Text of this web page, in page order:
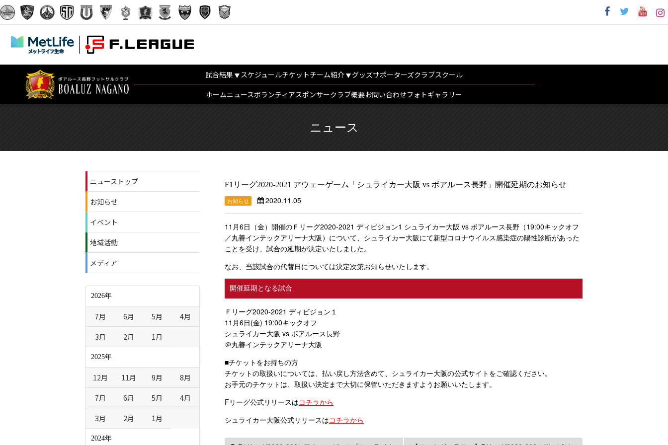
試合結果 スケジュールチケットチーム紹介 グッズサポーターズクラブスクール
ホームニュースボランティアスポンサークラブ概要お問い合わせフォトギャラリー
ニュース
F1リーグ2020-2021 アウェーゲーム「シュライカー大阪 vs ボアルース長野」開催延期のお知らせ
お知らせ 2020.11.05
11⽉6⽇（金）開催のＦリーグ2020-2021 ディビジョン1 シュライカー大阪 vs ボアルース長野（19:00キックオフ
／丸善インテックアリーナ大阪）について、シュライカー大阪にて新型コロナウイルス感染症の陽性診断があった
ことを受け、試合の延期が決定いたしました。
なお、当該試合の代替⽇については決定次第お知らせいたします。
開催延期となる試合
Ｆリーグ2020-2021 ディビジョン１
11⽉6⽇(金) 19:00キックオフ
シュライカー大阪 vs ボアルース長野
＠丸善インテックアリーナ大阪
■チケットをお持ちの方
チケットの取扱いについては、払い戻し方法含めて、シュライカー大阪の公式サイトをご確認ください。
お手元のチケットは、取扱い決定まで大切に保管いただきますようお願いいたします。
Fリーグ公式リリースはコチラから
シュライカー大阪公式リリースはコチラから
ニューストップ
お知らせ
イベント
地域活動
メディア
2026年
7月 6月 5月 4月
3月 2月 1月
2025年
12月 11月 9月 8月
7月 6月 5月 4月
3月 2月 1月
2024年